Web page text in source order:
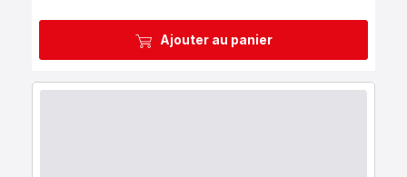
Ajouter au panier